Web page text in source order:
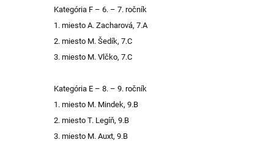
Kategória F – 6. – 7. ročník
1. miesto A. Zacharová, 7.A
2. miesto M. Šedík, 7.C
3. miesto M. Vlčko, 7.C
Kategória E – 8. – 9. ročník
1. miesto M. Mindek, 9.B
2. miesto T. Legíň, 9.B
3. miesto M. Auxt, 9.B